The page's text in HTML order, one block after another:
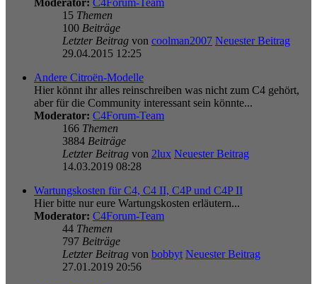
Moderator: C4Forum-Team
15 Themen
100 Beiträge
Letzter Beitrag von coolman2007 Neuester Beitrag
29.04.2015 12:25
Andere Citroën-Modelle
Hier könnt ihr alles reinschreiben was nicht zum C4 gehört,
aber für die Community interessant sein könnte...
Moderator: C4Forum-Team
166 Themen
3884 Beiträge
Letzter Beitrag von 2lux Neuester Beitrag
14.03.2019 08:28
Wartungskosten für C4, C4 II, C4P und C4P II
Hier bitte nur eure Wartungskosten erläutern...
Moderator: C4Forum-Team
44 Themen
797 Beiträge
Letzter Beitrag von bobbyt Neuester Beitrag
27.01.2019 20:56